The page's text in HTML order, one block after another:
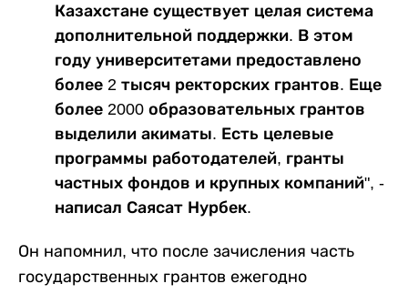
Казахстане существует целая система
дополнительной поддержки. В этом
году университетами предоставлено
более 2 тысяч ректорских грантов. Еще
более 2000 образовательных грантов
выделили акиматы. Есть целевые
программы работодателей, гранты
частных фондов и крупных компаний", -
написал Саясат Нурбек.
Он напомнил, что после зачисления часть
государственных грантов ежегодно